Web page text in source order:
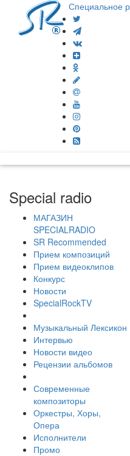
Специальное
Special radio
МАГАЗИН
SPECIALRADIO
SR Recommended
Прием композиций
Прием видеоклипов
Конкурс
Новости
SpecialRockTV
Музыкальный Лексикон
Интервью
Новости видео
Рецензии альбомов
Современные
композиторы
Оркестры, Хоры,
Опера
Исполнители
Промо